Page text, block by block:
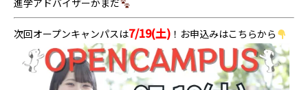
進学アドバイザーかまだ
次回オープンキャンパスは7/19(土) ！お申込みはこちらから